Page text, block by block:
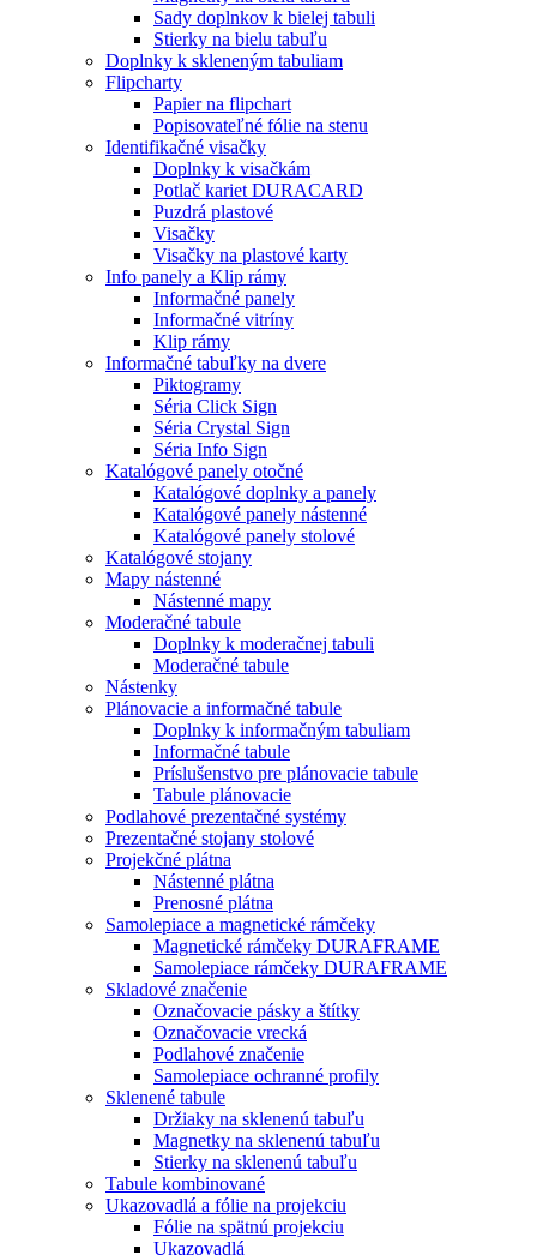
Sady doplnkov k bielej tabuli
Stierky na bielu tabuľu
Doplnky k skleneným tabuliam
Flipcharty
Papier na flipchart
Popisovateľné fólie na stenu
Identifikačné visačky
Doplnky k visačkám
Potlač kariet DURACARD
Puzdrá plastové
Visačky
Visačky na plastové karty
Info panely a Klip rámy
Informačné panely
Informačné vitríny
Klip rámy
Informačné tabuľky na dvere
Piktogramy
Séria Click Sign
Séria Crystal Sign
Séria Info Sign
Katalógové panely otočné
Katalógové doplnky a panely
Katalógové panely nástenné
Katalógové panely stolové
Katalógové stojany
Mapy nástenné
Nástenné mapy
Moderačné tabule
Doplnky k moderačnej tabuli
Moderačné tabule
Nástenky
Plánovacie a informačné tabule
Doplnky k informačným tabuliam
Informačné tabule
Príslušenstvo pre plánovacie tabule
Tabule plánovacie
Podlahové prezentačné systémy
Prezentačné stojany stolové
Projekčné plátna
Nástenné plátna
Prenosné plátna
Samolepiace a magnetické rámčeky
Magnetické rámčeky DURAFRAME
Samolepiace rámčeky DURAFRAME
Skladové značenie
Označovacie pásky a štítky
Označovacie vrecká
Podlahové značenie
Samolepiace ochranné profily
Sklenené tabule
Držiaky na sklenenú tabuľu
Magnetky na sklenenú tabuľu
Stierky na sklenenú tabuľu
Tabule kombinované
Ukazovadlá a fólie na projekciu
Fólie na spätnú projekciu
Ukazovadlá